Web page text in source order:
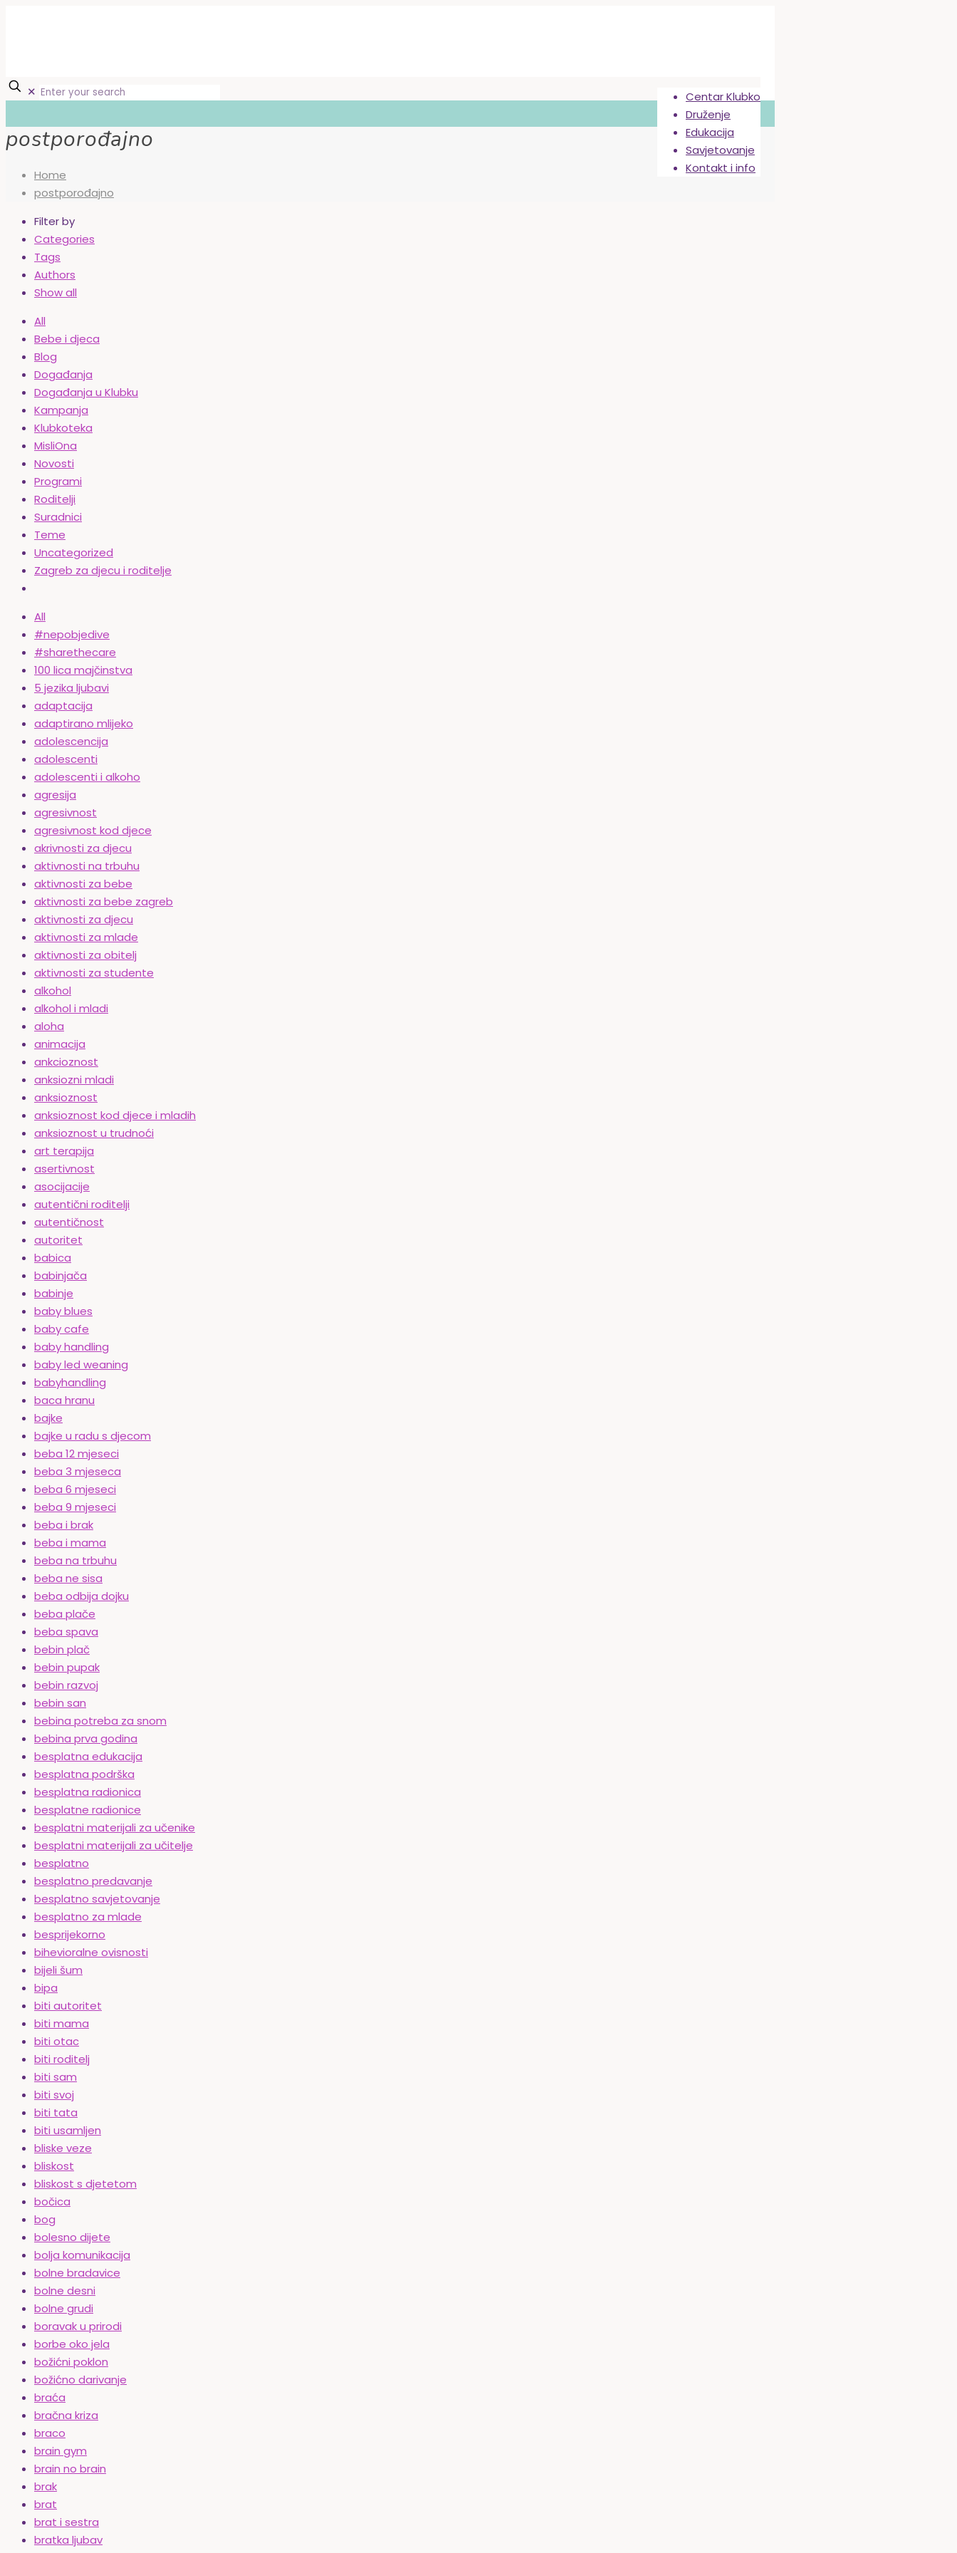
Centar Klubko
Druženje
Edukacija
Savjetovanje
Kontakt i info
✕
postporođajno
Home
postporođajno
Filter by
Categories
Tags
Authors
Show all
All
Bebe i djeca
Blog
Događanja
Događanja u Klubku
Kampanja
Klubkoteka
MisliOna
Novosti
Programi
Roditelji
Suradnici
Teme
Uncategorized
Zagreb za djecu i roditelje
All
#nepobjedive
#sharethecare
100 lica majčinstva
5 jezika ljubavi
adaptacija
adaptirano mlijeko
adolescencija
adolescenti
adolescenti i alkoho
agresija
agresivnost
agresivnost kod djece
akrivnosti za djecu
aktivnosti na trbuhu
aktivnosti za bebe
aktivnosti za bebe zagreb
aktivnosti za djecu
aktivnosti za mlade
aktivnosti za obitelj
aktivnosti za studente
alkohol
alkohol i mladi
aloha
animacija
ankcioznost
anksiozni mladi
anksioznost
anksioznost kod djece i mladih
anksioznost u trudnoći
art terapija
asertivnost
asocijacije
autentični roditelji
autentičnost
autoritet
babica
babinjača
babinje
baby blues
baby cafe
baby handling
baby led weaning
babyhandling
baca hranu
bajke
bajke u radu s djecom
beba 12 mjeseci
beba 3 mjeseca
beba 6 mjeseci
beba 9 mjeseci
beba i brak
beba i mama
beba na trbuhu
beba ne sisa
beba odbija dojku
beba plače
beba spava
bebin plač
bebin pupak
bebin razvoj
bebin san
bebina potreba za snom
bebina prva godina
besplatna edukacija
besplatna podrška
besplatna radionica
besplatne radionice
besplatni materijali za učenike
besplatni materijali za učitelje
besplatno
besplatno predavanje
besplatno savjetovanje
besplatno za mlade
besprijekorno
bihevioralne ovisnosti
bijeli šum
bipa
biti autoritet
biti mama
biti otac
biti roditelj
biti sam
biti svoj
biti tata
biti usamljen
bliske veze
bliskost
bliskost s djetetom
bočica
bog
bolesno dijete
bolja komunikacija
bolne bradavice
bolne desni
bolne grudi
boravak u prirodi
borbe oko jela
božićni poklon
božićno darivanje
braća
bračna kriza
braco
brain gym
brain no brain
brak
brat
brat i sestra
bratka ljubav